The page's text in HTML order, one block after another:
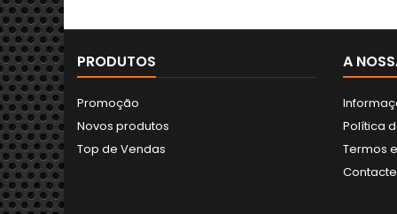
PRODUTOS
Promoção
Novos produtos
Top de Vendas
A
Política
Termos